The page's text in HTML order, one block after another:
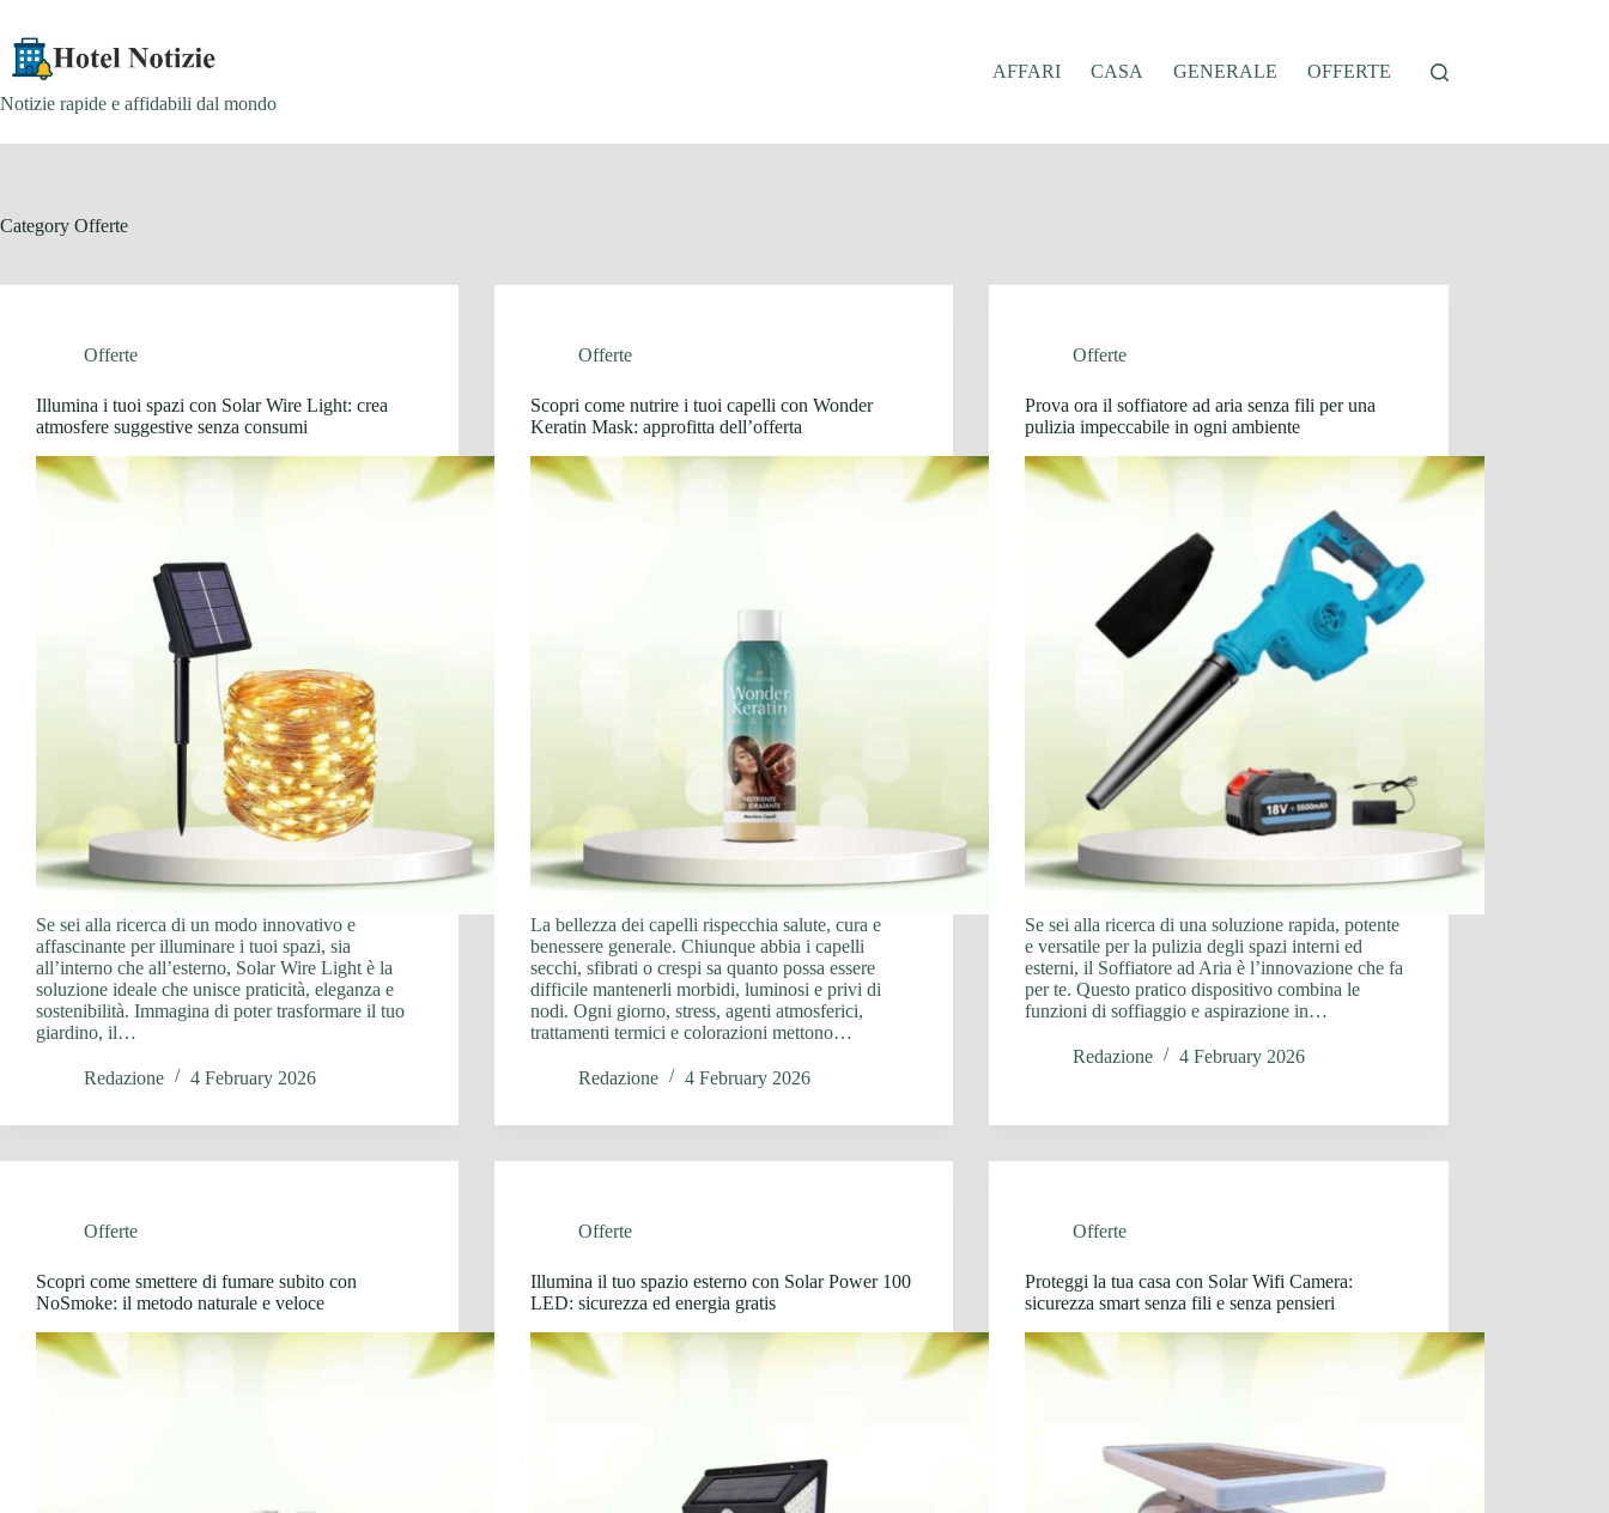
content
Notizie rapide e affidabili dal mondo
AFFARI CASA GENERALE OFFERTE
Category Offerte
Offerte
Illumina i tuoi spazi con Solar Wire Light: crea
atmosfere suggestive senza consumi
Se sei alla ricerca di un modo innovativo e
affascinante per illuminare i tuoi spazi, sia
all’interno che all’esterno, Solar Wire Light è la
soluzione ideale che unisce praticità, eleganza e
sostenibilità. Immagina di poter trasformare il tuo
giardino, il…
Redazione 4 February 2026
Offerte
Scopri come nutrire i tuoi capelli con Wonder
Keratin Mask: approfitta dell’offerta
La bellezza dei capelli rispecchia salute, cura e
benessere generale. Chiunque abbia i capelli
secchi, sfibrati o crespi sa quanto possa essere
difficile mantenerli morbidi, luminosi e privi di
nodi. Ogni giorno, stress, agenti atmosferici,
trattamenti termici e colorazioni mettono…
Redazione 4 February 2026
Offerte
Prova ora il soffiatore ad aria senza fili per una
pulizia impeccabile in ogni ambiente
Se sei alla ricerca di una soluzione rapida, potente
e versatile per la pulizia degli spazi interni ed
esterni, il Soffiatore ad Aria è l’innovazione che fa
per te. Questo pratico dispositivo combina le
funzioni di soffiaggio e aspirazione in…
Redazione 4 February 2026
Offerte
Scopri come smettere di fumare subito con
NoSmoke: il metodo naturale e veloce
Offerte
Illumina il tuo spazio esterno con Solar Power 100
LED: sicurezza ed energia gratis
Offerte
Proteggi la tua casa con Solar Wifi Camera:
sicurezza smart senza fili e senza pensieri